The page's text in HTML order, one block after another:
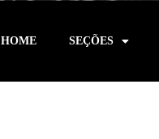
HOME SEÇÕES